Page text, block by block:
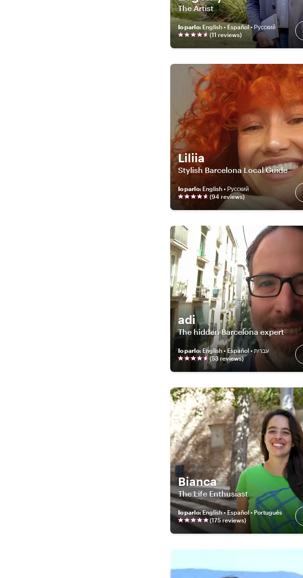
The Artist
Io parlo: English • Español • Русский
(11 reviews)
Liliia
Stylish Barcelona Local Guide
Io parlo: English • Русский
(94 reviews)
adi
The hidden Barcelona expert
Io parlo:
English • Español • עברית
(53 reviews)
Bianca
The Life Enthusiast
Io parlo:English • Español • Português
(175reviews)